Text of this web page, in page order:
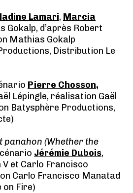
Lamari, Marcia
Gokalp, d’après Robert
Mathias Gokalp
Distribution Le
Pierre Chosson,
Lépingle, réalisation Gaël
Batysphère Productions,
panahon (Whether the
Jérémie Dubois,
et Carlo Francisco
Carlo Francisco Manatad
on Fire)